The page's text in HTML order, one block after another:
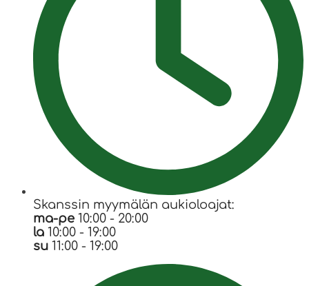
Skanssin myymälän aukioloajat:
ma-pe 10:00 - 20:00
la 10:00 - 19:00
su 11:00 - 19:00